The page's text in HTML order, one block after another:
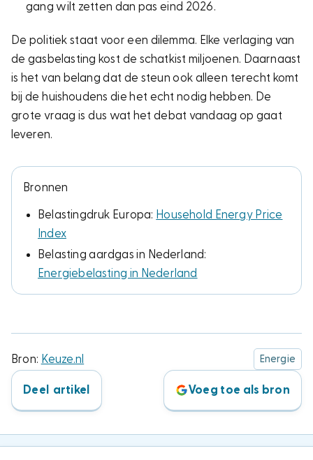
gang wilt zetten dan pas eind 2026.
De politiek staat voor een dilemma. Elke verlaging van
de gasbelasting kost de schatkist miljoenen. Daarnaast
is het van belang dat de steun ook alleen terecht komt
bij de huishoudens die het echt nodig hebben. De
grote vraag is dus wat het debat vandaag op gaat
leveren.
Bronnen
Belastingdruk Europa: Household Energy Price
Index
Belasting aardgas in Nederland:
Energiebelasting in Nederland
Bron: Keuze.nl Energie
Deel artikel Voeg toe als bron